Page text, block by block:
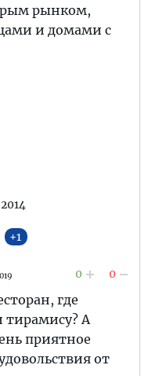
рынком,
и домами с
1
0 0
где
тирамису? А
приятное
от